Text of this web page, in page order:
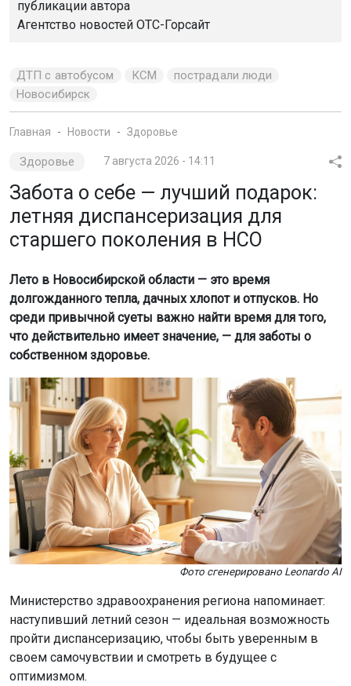
ДТП с автобусом КСМ
пострадали люди
Главная Новости Здоровье
Здоровье
Забота о себе — лучший подарок:
летняя диспансеризация для
старшего поколения в НСО
Лето в Новосибирской области — это время
долгожданного тепла, дачных хлопот и отпусков. Но
что действительно имеет значение, — для заботы о
собственном здоровье.
Фото сгенерировано Leonardo AI
Министерство здравоохранения региона напоминает:
наступивший летний сезон — идеальная возможность
пройти диспансеризацию, чтобы быть уверенным в
своем самочувствии и смотреть в будущее с
оптимизмом.
Почему лето — лучшее время для
проверки здоровья
Мы используем файлы cookie для корректной работы сайта,
анализа посещаемости и улучшения качества сервиса. Для
аналитики применяются сервисы
соглашаетесь с использованием файлов cookie.
Принять
Подробнее